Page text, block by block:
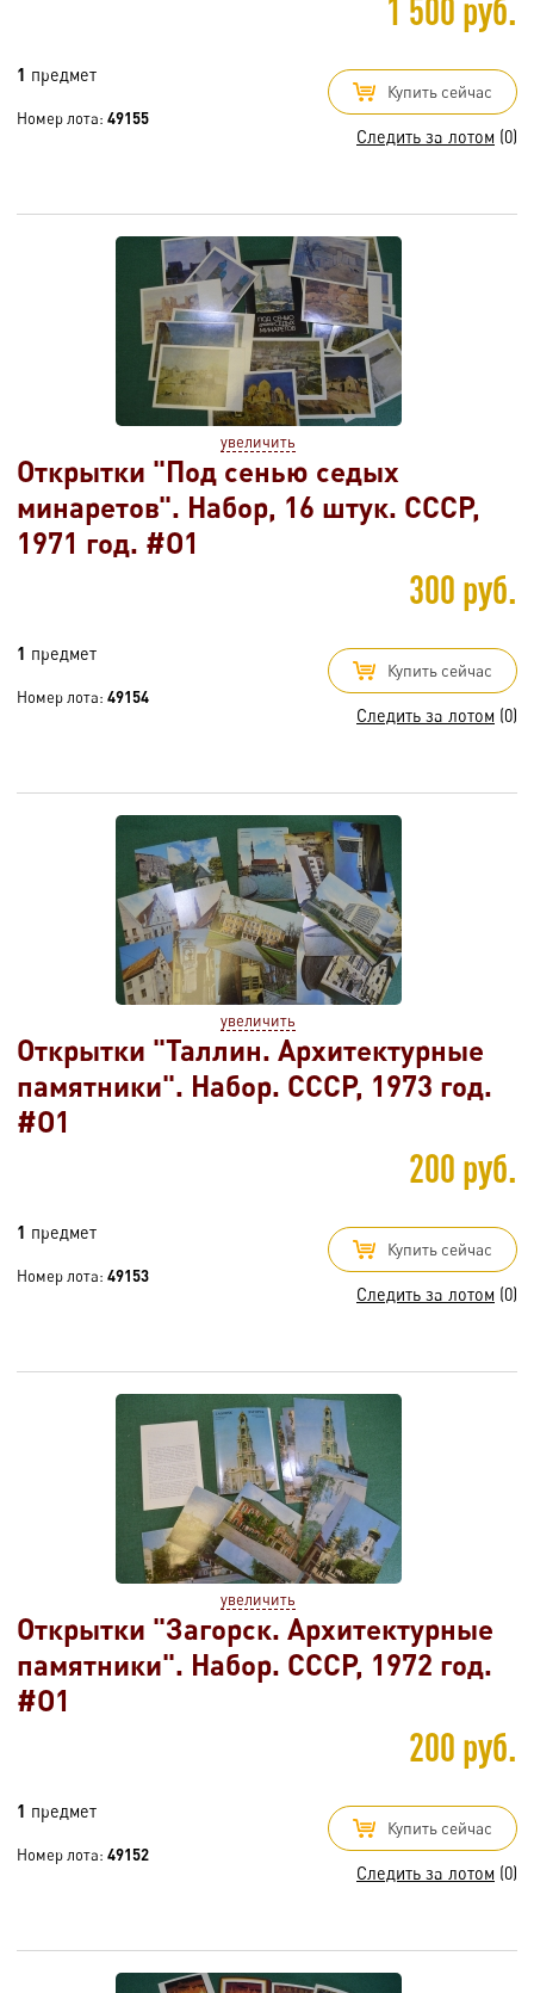
1 500 руб.
1 предмет
Номер лота: 49155
Купить сейчас
Следить за лотом (0)
увеличить
Открытки "Под сенью седых
минаретов". Набор, 16 штук. СССР,
1971 год. #O1
300 руб.
1 предмет
Номер лота: 49154
Купить сейчас
Следить за лотом (0)
увеличить
Открытки "Таллин. Архитектурные
памятники". Набор. СССР, 1973 год.
#O1
200 руб.
1 предмет
Номер лота: 49153
Купить сейчас
Следить за лотом (0)
увеличить
Открытки "Загорск. Архитектурные
памятники". Набор. СССР, 1972 год.
#O1
200 руб.
1 предмет
Номер лота: 49152
Купить сейчас
Следить за лотом (0)